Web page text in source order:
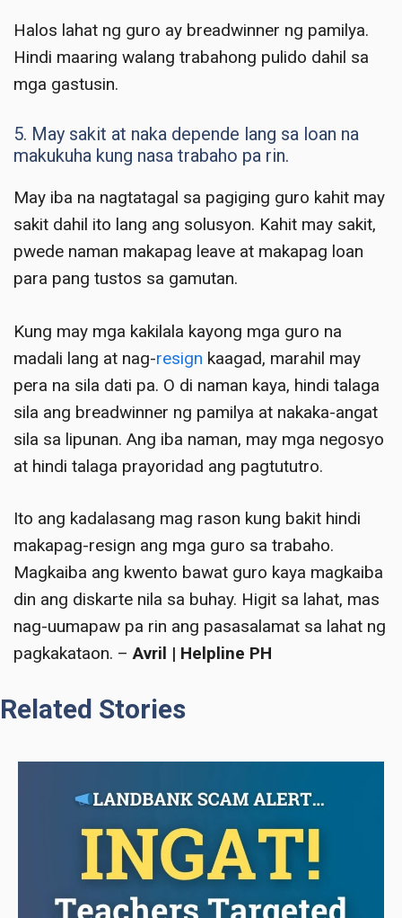
Halos lahat ng guro ay breadwinner ng pamilya.
Hindi maaring walang trabahong pulido dahil sa
mga gastusin.
5. May sakit at naka depende lang sa loan na
makukuha kung nasa trabaho pa rin.
May iba na nagtatagal sa pagiging guro kahit may
sakit dahil ito lang ang solusyon. Kahit may sakit,
pwede naman makapag leave at makapag loan
para pang tustos sa gamutan.
Kung may mga kakilala kayong mga guro na
madali lang at nag-resign kaagad, marahil may
pera na sila dati pa. O di naman kaya, hindi talaga
sila ang breadwinner ng pamilya at nakaka-angat
sila sa lipunan. Ang iba naman, may mga negosyo
at hindi talaga prayoridad ang pagtututro.
Ito ang kadalasang mag rason kung bakit hindi
makapag-resign ang mga guro sa trabaho.
Magkaiba ang kwento bawat guro kaya magkaiba
din ang diskarte nila sa buhay. Higit sa lahat, mas
nag-uumapaw pa rin ang pasasalamat sa lahat ng
pagkakataon. –Avril | Helpline PH
Related Stories